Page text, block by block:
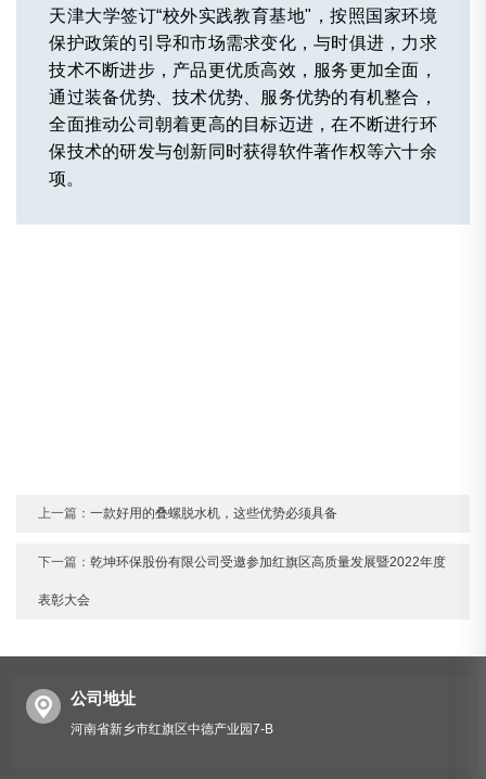
天津大学签订“校外实践教育基地"，按照国家环境
保护政策的引导和市场需求变化，与时俱进，力求
技术不断进步，产品更优质高效，服务更加全面，
通过装备优势、技术优势、服务优势的有机整合，
全面推动公司朝着更高的目标迈进，在不断进行环
保技术的研发与创新同时获得软件著作权等六十余
项。
上一篇：一款好用的叠螺脱水机，这些优势必须具备
下一篇：乾坤环保股份有限公司受邀参加红旗区高质量发展暨2022年度
表彰大会
公司地址
河南省新乡市红旗区中德产业园7-B